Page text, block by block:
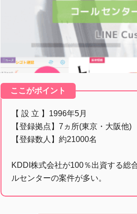
ここがポイント
【 設 立 】1996年5月
【登録拠点】7ヵ所(東京・大阪他)
【登録数人】約21000名
KDDI株式会社が100％出資する総
ルセンターの案件が多い。